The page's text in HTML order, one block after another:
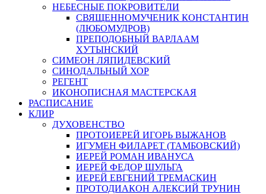
НЕБЕСНЫЕ ПОКРОВИТЕЛИ
СВЯЩЕННОМУЧЕНИК КОНСТАНТИН
(ЛЮБОМУДРОВ)
ПРЕПОДОБНЫЙ ВАРЛААМ
ХУТЫНСКИЙ
СИМЕОН ЛЯПИДЕВСКИЙ
СИНОДАЛЬНЫЙ ХОР
РЕГЕНТ
ИКОНОПИСНАЯ МАСТЕРСКАЯ
РАСПИСАНИЕ
КЛИР
ДУХОВЕНСТВО
ПРОТОИЕРЕЙ ИГОРЬ ВЫЖАНОВ
ИГУМЕН ФИЛАРЕТ (ТАМБОВСКИЙ)
ИЕРЕЙ РОМАН ИВАНУСА
ИЕРЕЙ ФЕДОР ШУЛЬГА
ИЕРЕЙ ЕВГЕНИЙ ТРЕМАСКИН
ПРОТОДИАКОН АЛЕКСИЙ ТРУНИН